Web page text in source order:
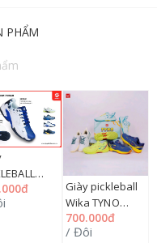
PHẨM
Lực
Giày pickleball
Wika TYNO
36=>44 (4 MÀU),
163GN
700.000đ
/ Đôi